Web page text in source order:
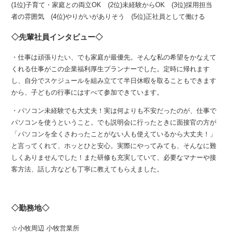
(1位)子育て・家庭との両立OK (2位)未経験からOK (3位)採用担当
者の雰囲気 (4位)やりがいがありそう (5位)正社員として働ける
◇先輩社員インタビュー◇
・仕事は頑張りたい、でも家庭が最優先。そんな私の希望をかなえて
くれる仕事がこの企業福利厚生プランナーでした。定時に帰れます
し、自分でスケジュールを組み立てて半日休暇を取ることもできます
から、子どもの行事にはすべて参加できています。
・パソコン未経験でも大丈夫！実は何よりも不安だったのが、仕事で
パソコンを使うということ。でも説明会に行ったときに面接官の方が
「パソコンを全くさわったことがない人も使えているから大丈夫！」
と言ってくれて、ホッとひと安心。実際にやってみても、そんなに難
しくありませんでした！また研修も充実していて、必要なマナーや接
客方法、話し方なども丁寧に教えてもらえました。
◇勤務地◇
☆小牧周辺 小牧営業所